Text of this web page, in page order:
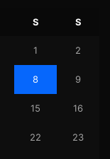
S S
1 2
8 9
15 16
22 23